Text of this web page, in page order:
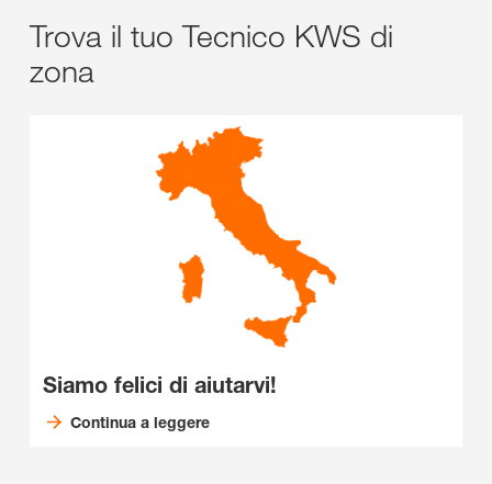
Trova il tuo Tecnico KWS di
zona
Siamo felici di aiutarvi!
Continua a leggere